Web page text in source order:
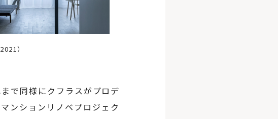
）
で同様にクフラスがプロデ
ンションリノベプロジェク